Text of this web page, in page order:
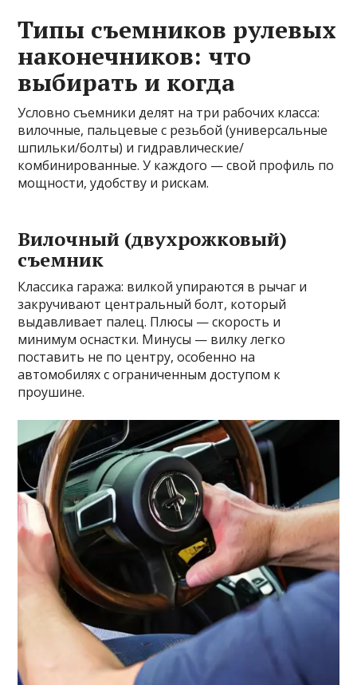
Типы съемников рулевых
наконечников: что
выбирать и когда
Условно съемники делят на три рабочих класса:
вилочные, пальцевые с резьбой (универсальные
шпильки/болты) и гидравлические/
комбинированные. У каждого — свой профиль по
мощности, удобству и рискам.
Вилочный (двухрожковый)
съемник
Классика гаража: вилкой упираются в рычаг и
закручивают центральный болт, который
выдавливает палец. Плюсы — скорость и
минимум оснастки. Минусы — вилку легко
поставить не по центру, особенно на
автомобилях с ограниченным доступом к
проушине.